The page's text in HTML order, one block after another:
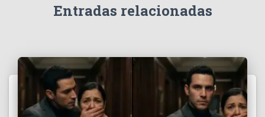
Entradas relacionadas